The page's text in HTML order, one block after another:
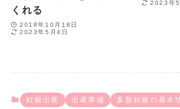
妊娠出産 出産準備 多胎妊娠の基本
くれる
2018年10月18日
2023年5月4日
2023年5